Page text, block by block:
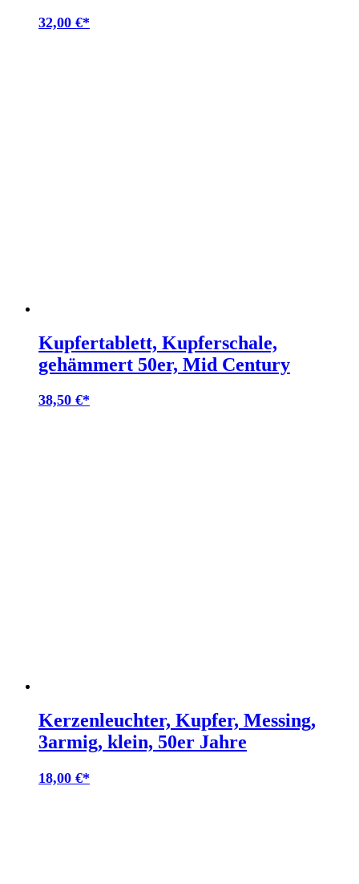
32,00 €
Kupfertablett, Kupferschale,
gehämmert 50er, Mid Century
38,50 €
Kerzenleuchter, Kupfer, Messing,
3armig, klein, 50er Jahre
18,00 €